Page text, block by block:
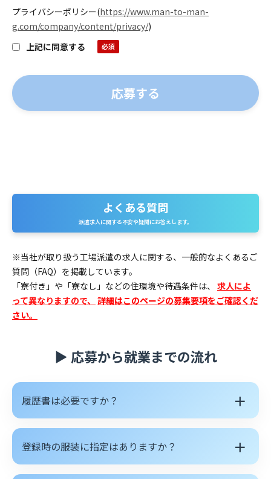
プライバシーポリシー(https://www.man-to-man-
g.com/company/content/privacy/)
上記に同意する
よくある質問
派遣求人に関する不安や疑問にお答えします。
※当社が取り扱う工場派遣の求人に関する、一般的なよくあるご
質問（FAQ）を掲載しています。
「寮付き」や「寮なし」などの住環境や待遇条件は、 求人によ
って異なりますので、 詳細はこのページの募集要項をご確認くだ
さい。
▶ 応募から就業までの流れ
履歴書は必要ですか？ ＋
登録時の服装に指定はありますか？ ＋